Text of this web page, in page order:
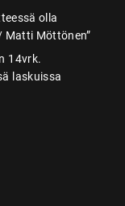
olla
Matti Möttönen”
14vrk.
laskuissa